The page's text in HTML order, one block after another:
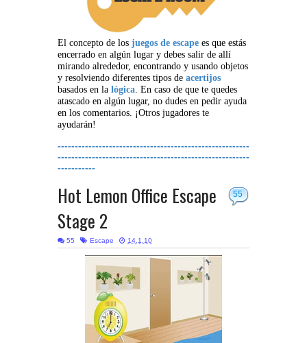
El concepto de los juegos de escape es que estás
encerrado en algún lugar y debes salir de allí
mirando alrededor, encontrando y usando objetos
y resolviendo diferentes tipos de acertijos
basados en la lógica. En caso de que te quedes
atascado en algún lugar, no dudes en pedir ayuda
en los comentarios. ¡Otros jugadores te
ayudarán!
--------------------------------------------------------
--------------------------------------------------------
-----------
55
Hot Lemon Office Escape
Stage 2
55 Escape 14.1.10